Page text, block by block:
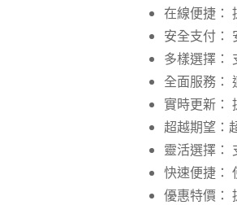
在線便捷：
安全支付：
多樣選擇：
全面服務：
實時更新：
超越期望：
靈活選擇：
快速便捷：
優惠特價：